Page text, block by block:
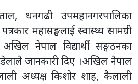
धनगढी उपमहानगरपालिका
महासङ्घलाई स्वास्थ्य सामग्री
नेपाल विद्यार्थी सङ्गठनका
जानकारी दिए ।अखिल नेपाल
अध्यक्ष किशोर शाह, कैलाली